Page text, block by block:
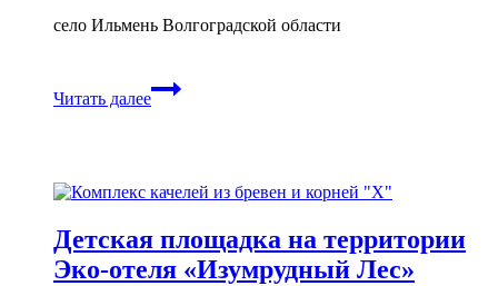
село Ильмень Волгоградской области
Читать далее
Игровая
площадка
народных
сказок
Детская площадка на территории
Эко-отеля «Изумрудный Лес»